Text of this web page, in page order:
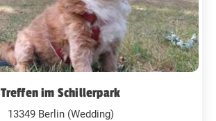
Treffen im Schillerpark
13349 Berlin (Wedding)